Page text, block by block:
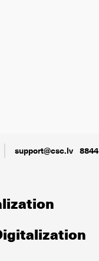
support@csc.lv 8844